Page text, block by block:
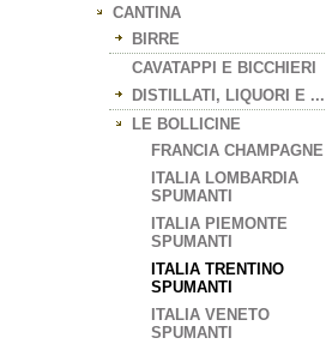
CANTINA
BIRRE
CAVATAPPI E BICCHIERI
DISTILLATI, LIQUORI E ...
LE BOLLICINE
FRANCIA CHAMPAGNE
ITALIA LOMBARDIA
SPUMANTI
ITALIA PIEMONTE
SPUMANTI
ITALIA TRENTINO
SPUMANTI
ITALIA VENETO
SPUMANTI